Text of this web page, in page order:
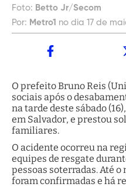
Foto: Betto Jr/Secom
Por: Metro1 no dia 17 de
O prefeito Bruno Reis
sociais após o
na tarde deste sábado
em Salvador, e prestou
familiares.
O acidente ocorreu na
equipes de resgate
pessoas soterradas. Até
foram confirmadas e há